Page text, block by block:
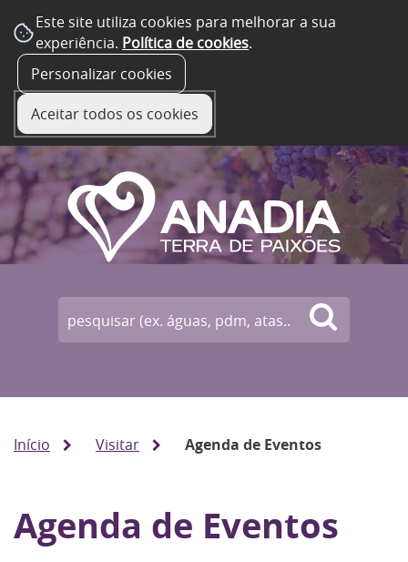
Este site utiliza cookies para melhorar a sua
experiência. Política de cookies.
Personalizar cookies
Aceitar todos os cookies
Início Visitar Agenda de Eventos
Agenda de Eventos